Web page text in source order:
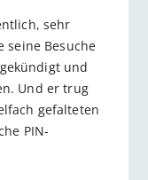
sehr
seine Besuche
und
Und er trug
gefalteten
PIN-